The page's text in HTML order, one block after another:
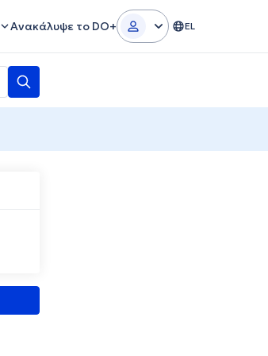
Ανακάλυψε το DO+ EL